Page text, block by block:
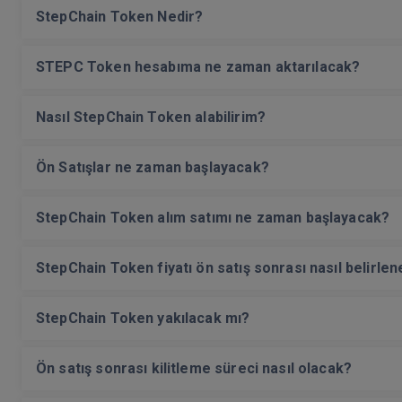
StepChain Token Nedir?
STEPC Token hesabıma ne zaman aktarılacak?
Nasıl StepChain Token alabilirim?
Ön Satışlar ne zaman başlayacak?
StepChain Token alım satımı ne zaman başlayacak?
StepChain Token fiyatı ön satış sonrası nasıl
StepChain Token yakılacak mı?
Ön satış sonrası kilitleme süreci nasıl olacak?